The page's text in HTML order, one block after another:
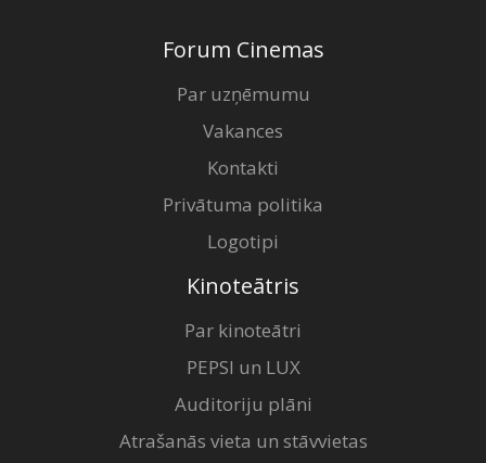
Forum Cinemas
Par uzņēmumu
Vakances
Kontakti
Privātuma politika
Logotipi
Kinoteātris
Par kinoteātri
PEPSI un LUX
Auditoriju plāni
Atrašanās vieta un stāvvietas